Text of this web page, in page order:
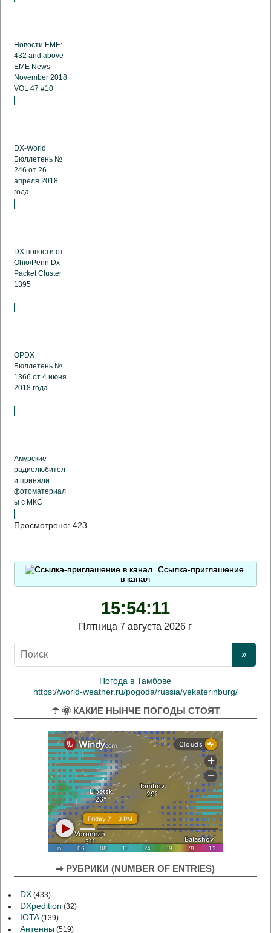
Новости EME:
432 and above
EME News
November 2018
VOL 47 #10
DX-World
Бюллетень №
246 от 26
апреля 2018
года
DX новости от
Ohio/Penn Dx
Packet Cluster
1395
OPDX
Бюллетень №
1366 от 4 июня
2018 года
Амурские
радиолюбител
и приняли
фотоматериал
ы с МКС
Просмотрено:423
Ссылка-приглашение
в канал
15:54:11
Пятница 7 августа 2026 г
Погода в Тамбове
https://world-weather.ru/pogoda/russia/yekaterinburg/
☂ 🌞 КАКИЕ НЫНЧЕ ПОГОДЫ СТОЯТ
➡ РУБРИКИ (NUMBER OF ENTRIES)
DX (433)
DXpedition (32)
IOTA(139)
Антенны (519)